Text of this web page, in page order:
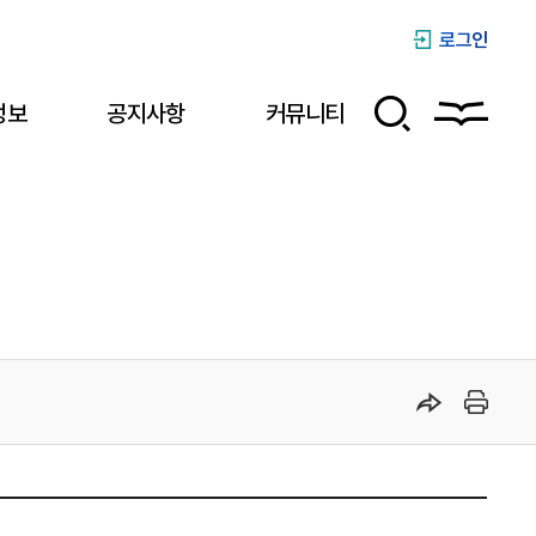
로그인
보 공지사항 커뮤니티